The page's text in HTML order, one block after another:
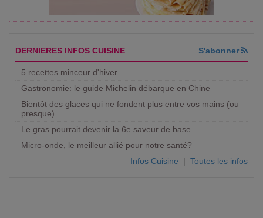
DERNIERES INFOS CUISINE S'abonner
5 recettes minceur d'hiver
Gastronomie: le guide Michelin débarque en Chine
Bientôt des glaces qui ne fondent plus entre vos mains (ou
presque)
Le gras pourrait devenir la 6e saveur de base
Micro-onde, le meilleur allié pour notre santé?
Infos Cuisine | Toutes les infos